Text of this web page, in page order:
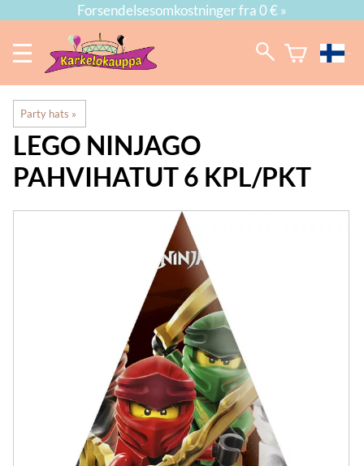
Forsendelsesomkostninger fra 0 € »
Party hats ‪»
LEGO NINJAGO
PAHVIHATUT 6 KPL/PKT